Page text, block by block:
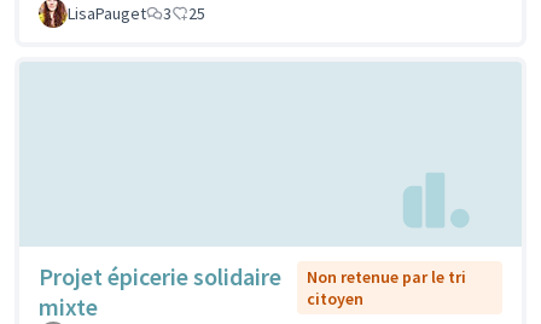
LisaPauget
3 25
Projet épicerie solidaire
mixte
Non retenue par le tri
citoyen